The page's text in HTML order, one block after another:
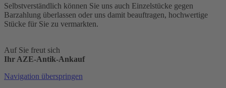
Selbstverständlich können Sie uns auch Einzelstücke gegen
Barzahlung überlassen oder uns damit beauftragen, hochwertige
Stücke für Sie zu vermarkten.
Auf Sie freut sich
Ihr AZE-Antik-Ankauf
Navigation überspringen